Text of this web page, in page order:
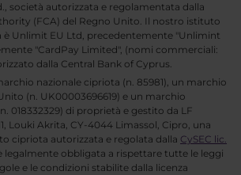
società autorizzata e regolamentata dalla
(FCA) del Regno Unito. Il nostro istituto
Unlimit EU Ltd, precedentemente "Unlimint
"CardPay Limited", (nomi commerciali:
dalla Central Bank of Cyprus.
nazionale cipriota (n. 85981), un marchio
(n. UK00003696619) e un marchio
018332329) di proprietà e gestito da LF
Louki Akrita, CY-4044 Limassol, Cipro, una
cipriota autorizzata e regolata dalla CySEC lic.
legalmente obbligata a rispettare tutte le leggi
e le condizioni stabilite dalla licenza